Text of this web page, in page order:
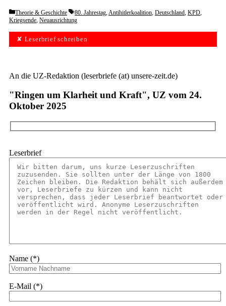
Categories
Theorie & Geschichte Tags
80. Jahrestag,Antihitlerkoalition, Deutschland, KPD,
Kriegsende, Neuausrichtung
✘ Leserbrief schreiben
An die UZ-Redaktion (leserbriefe (at) unsere-zeit.de)
"Ringen um Klarheit und Kraft", UZ vom 24.
Oktober 2025
Leserbrief
Name (*)
E-Mail (*)